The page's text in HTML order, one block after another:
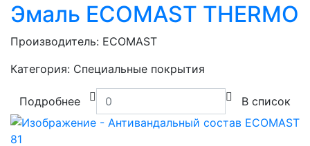
Эмаль ECOMAST THERMO
Производитель: ECOMAST
Категория: Специальные покрытия
Подробнее В список